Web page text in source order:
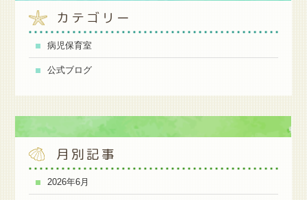
カテゴリー
病児保育室
公式ブログ
月別記事
2026年6月